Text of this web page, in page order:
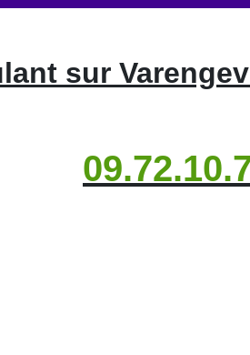
sur